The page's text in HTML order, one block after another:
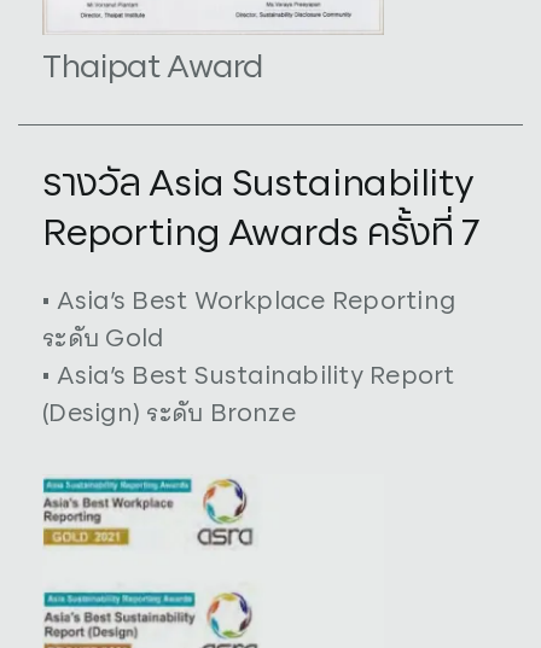
Thaipat Award
รางวัล Asia Sustainability
Reporting Awards ครั้งที่ 7
• Asia’s Best Workplace Reporting
ระดับ Gold
• Asia’s Best Sustainability Report
(Design) ระดับ Bronze